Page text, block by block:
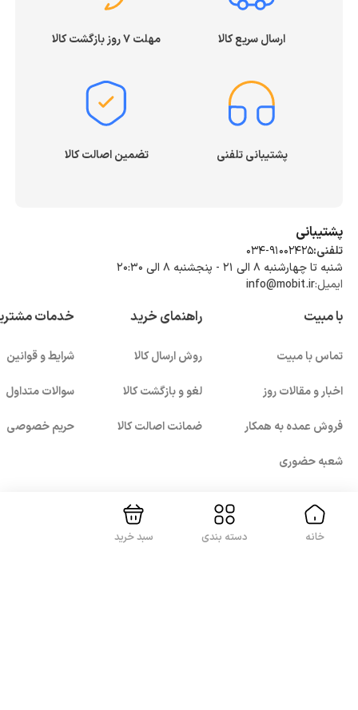
ارسال سریع کالا مهلت ۷ روز بازگشت کالا
پشتیبانی تلفنی تضمین اصالت کالا
پشتیبانی
تلفنی:034-91002425
شنبه تا چهارشنبه ۸ الی ۲۱ - پنجشنبه 8 الی ۲۰:۳۰
ایمیل:info@mobit.ir
با مبیت
تماس با مبیت
اخبار و مقالات روز
فروش عمده به همکار
شعبه حضوری
راهنمای خرید
روش ارسال کالا
لغو و بازگشت کالا
ضمانت اصالت کالا
خدمات
شرایط و قوانین
سوالات متداول
حریم خصوصی
با ما همراه باشید
خانه دسته بندی سبد خرید